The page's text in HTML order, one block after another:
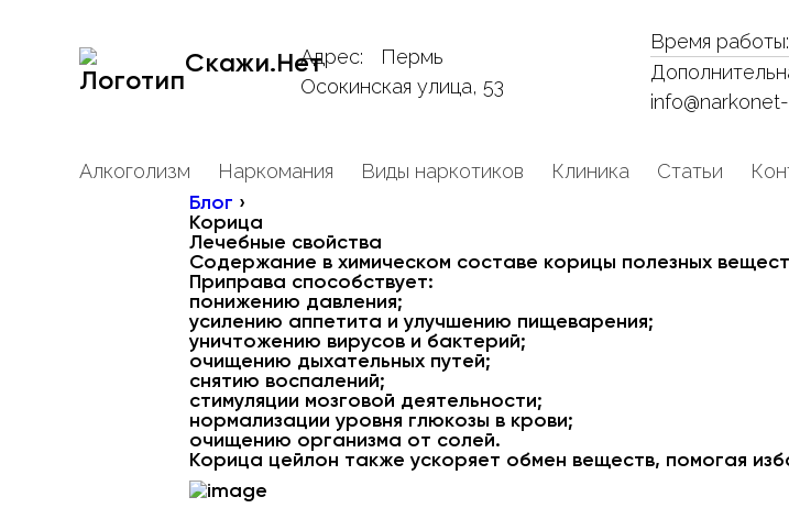
Скажи.НетАдрес:
Пермь
Осокинская улица, 53
Время работы:
Алкоголизм Наркомания Виды наркотиков Клиника Статьи
Блог ›
Корица
Лечебные свойства
Содержание в химическом составе корицы полезных
Приправа способствует:
понижению давления;
усилению аппетита и улучшению пищеварения;
уничтожению вирусов и бактерий;
очищению дыхательных путей;
снятию воспалений;
стимуляции мозговой деятельности;
нормализации уровня глюкозы в крови;
очищению организма от солей.
Корица цейлон также ускоряет обмен веществ, помогая